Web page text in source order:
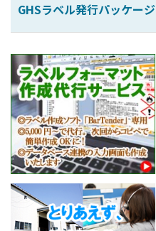
GHSラベル発行パッケージ